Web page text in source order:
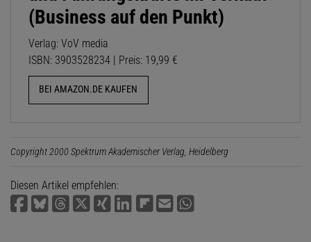
(Business auf den Punkt)
Verlag: VoV media
ISBN: 3903528234 | Preis: 19,99 €
BEI AMAZON.DE KAUFEN
Copyright 2000 Spektrum Akademischer Verlag, Heidelberg
Diesen Artikel empfehlen: